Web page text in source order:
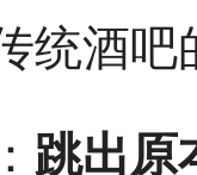
统酒
跳出原